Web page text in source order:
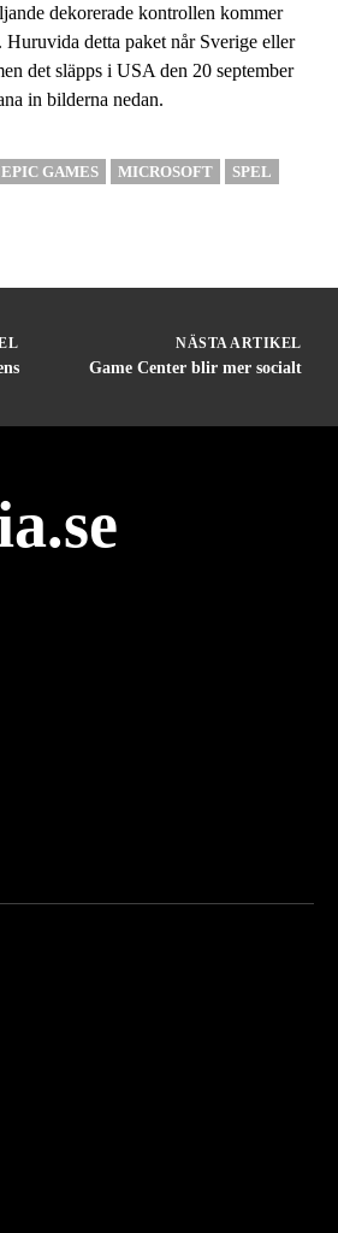
dekorerade kontrollen kommer
Huruvida detta paket når Sverige eller
det släpps i USA den 20 september
in bilderna nedan.
EPIC GAMES MICROSOFT SPEL
NÄSTA ARTIKEL
Game Center blir mer socialt